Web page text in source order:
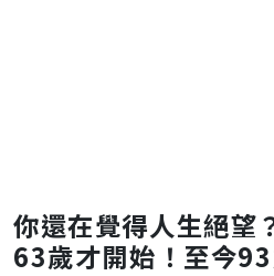
你還在覺得人生絕望
63歲才開始！至今